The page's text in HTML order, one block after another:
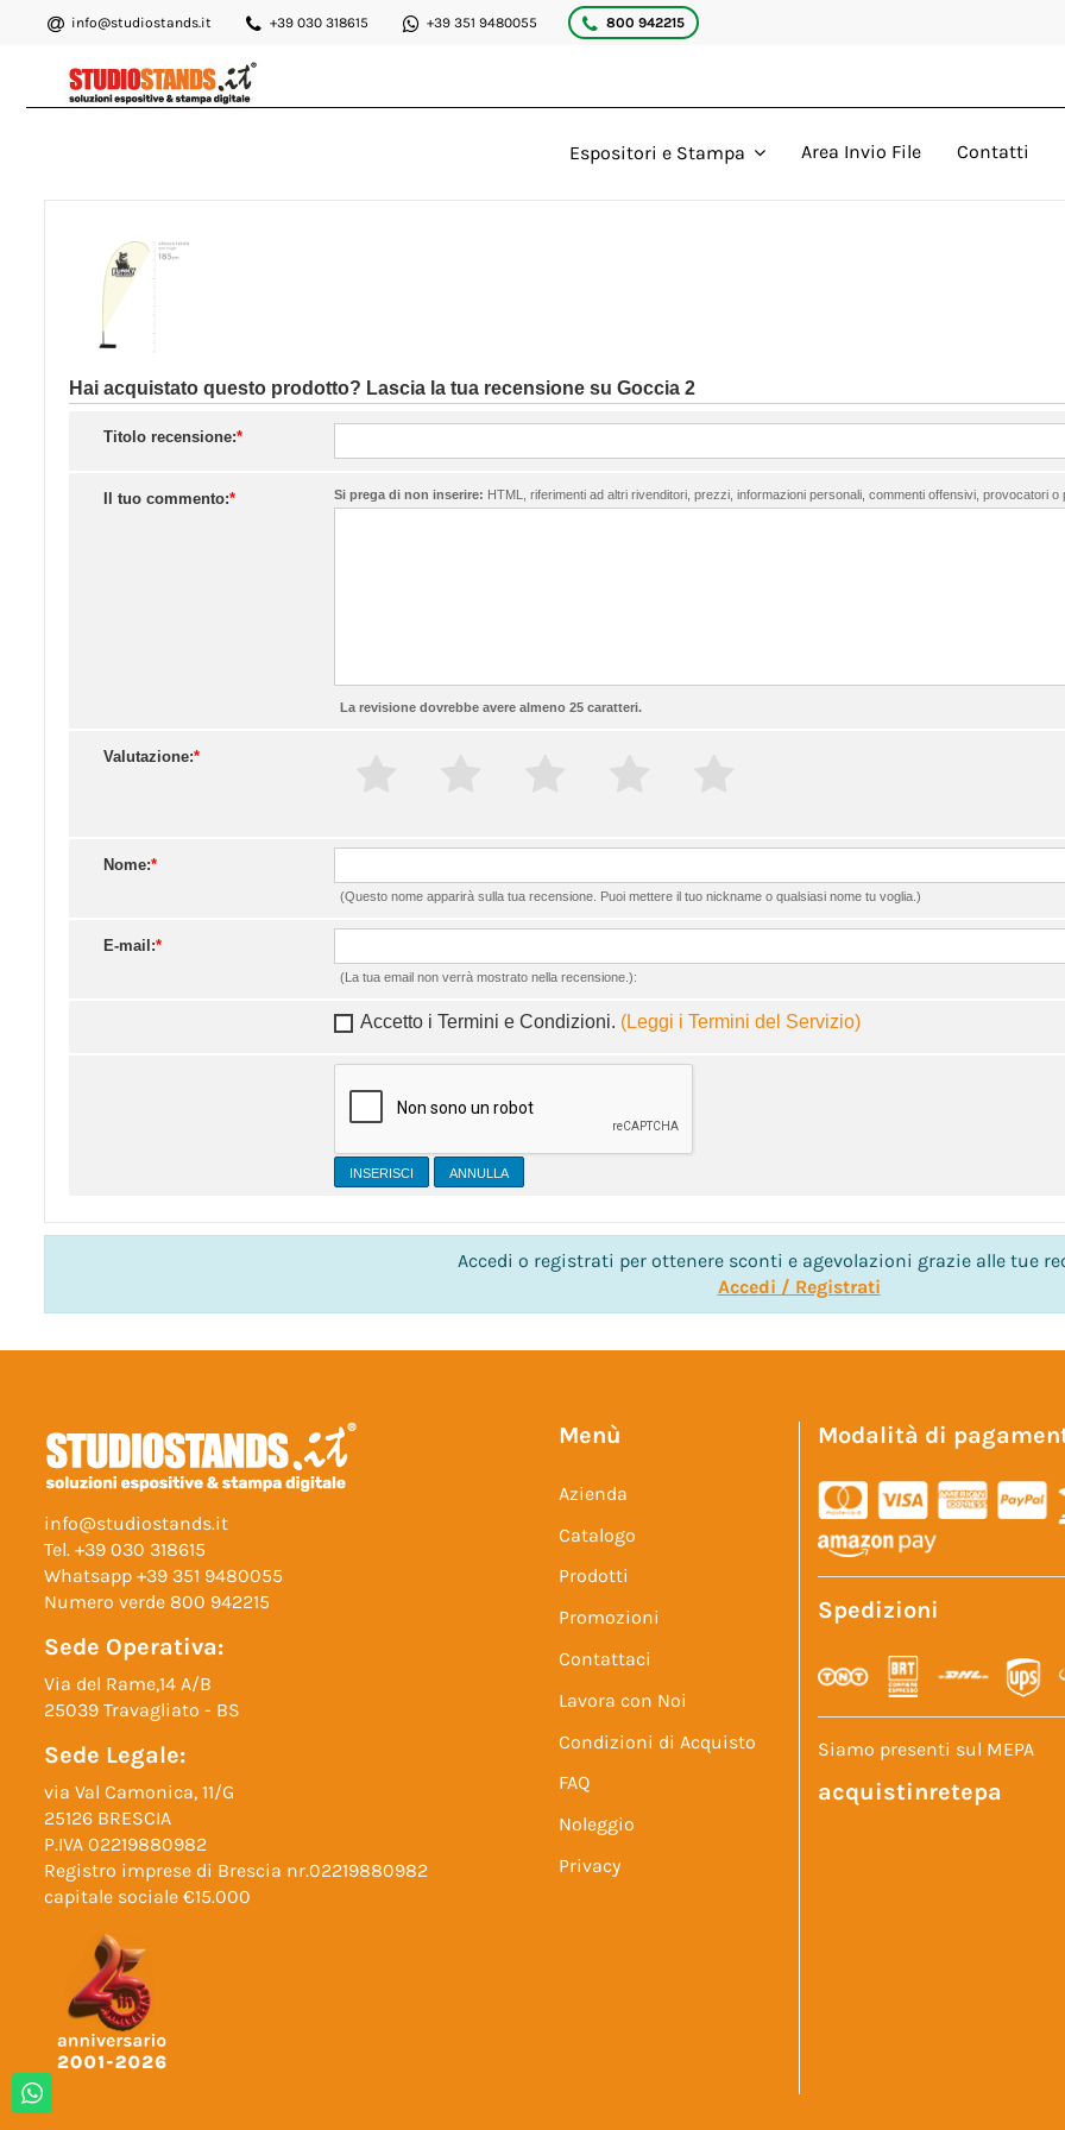
info@studiostands.it +39 030 318615 +39 351 9480055 800 942215
Espositori e Stampa Area Invio File Contatti
Hai acquistato questo prodotto? Lascia la tua recensione su Goccia 2
Titolo recensione:*
Il tuo commento:* Si prega di non inserire: HTML, riferimenti ad altri rivenditori, prezzi, informazioni personali, commenti offensivi, provocatori
La revisione dovrebbe avere almeno 25 caratteri.
Valutazione:*
Nome:*
(Questo nome apparirà sulla tua recensione. Puoi mettere il tuo nickname o qualsiasi nome tu voglia.)
E-mail:*
(La tua email non verrà mostrato nella recensione.):
Accetto i Termini e Condizioni. (Leggi i Termini del Servizio)
INSERISCI
Accedi o registrati per ottenere sconti e agevolazioni grazie alle tue
Accedi / Registrati
info@studiostands.it
Tel. +39 030 318615
Whatsapp +39 351 9480055
Numero verde 800 942215
Sede Operativa:
Via del Rame,14 A/B
25039 Travagliato - BS
Sede Legale:
via Val Camonica, 11/G
25126 BRESCIA
P.IVA 02219880982
Registro imprese di Brescia nr.02219880982
capitale sociale €15.000
Menù
Azienda
Catalogo
Prodotti
Promozioni
Contattaci
Lavora con Noi
Condizioni di Acquisto
FAQ
Noleggio
Privacy
Modalità di
Spedizioni
Siamo presenti sul MEPA
acquistinretepa